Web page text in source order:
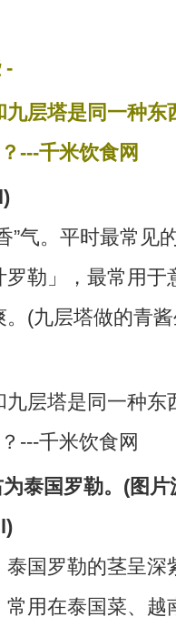
-
。平时最常见
勒」，最常用于
(九层塔做的青
泰国罗勒。(图
国罗勒的茎呈深
用在泰国菜、越